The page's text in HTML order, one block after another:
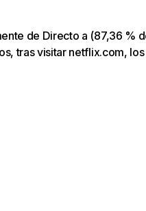
de Directo a (87,36 %
tras visitar netflix.com,